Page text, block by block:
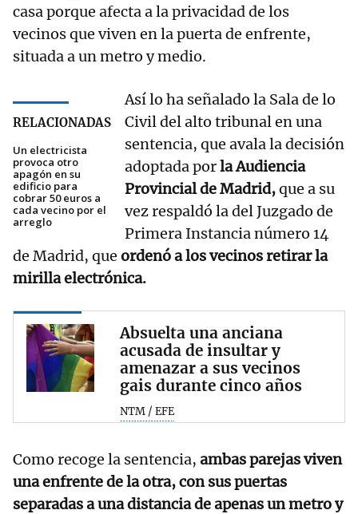
casa porque afecta a la privacidad de los
vecinos que viven en la puerta de enfrente,
situada a un metro y medio.
RELACIONADAS
Un electricista
provoca otro
apagón en su
edificio para
cobrar 50 euros a
cada vecino por el
arreglo
Así lo ha señalado la Sala de lo
Civil del alto tribunal en una
sentencia, que avala la decisión
adoptada porla Audiencia
Provincial de Madrid,que a su
vez respaldó la del Juzgado de
Primera Instancia número 14
de Madrid, que ordenó a los vecinos retirar la
mirilla electrónica.
Absuelta una anciana
acusada de insultar y
amenazar a sus vecinos
gais durante cinco años
NTM / EFE
Como recoge la sentencia, ambas parejas viven
una enfrente de la otra, con sus puertas
separadas a una distancia de apenas un metro y